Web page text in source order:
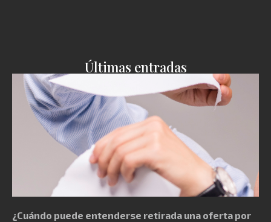
Últimas entradas
¿Cuándo puede entenderse retirada una oferta por